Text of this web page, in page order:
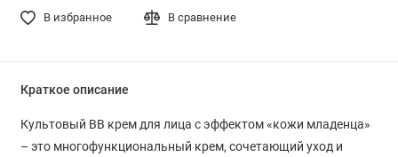
В избранное В сравнение
Краткое описание
Культовый BB крем для лица с эффектом «кожи младенца»
– это многофункциональный крем, сочетающий уход и